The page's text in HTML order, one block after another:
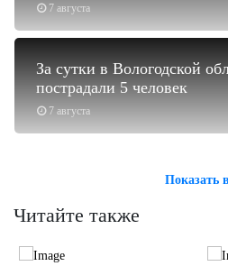
7 августа
7 августа
За сутки в Вологодской
пострадали 5 человек
Показать
Читайте также